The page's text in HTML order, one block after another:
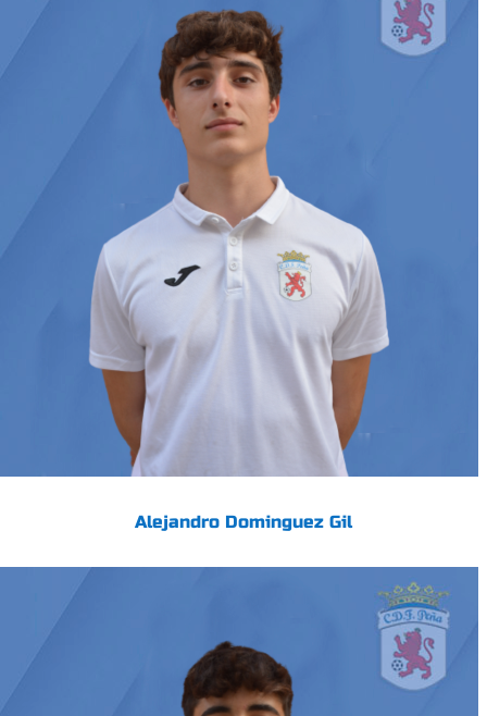
Alejandro Dominguez Gil